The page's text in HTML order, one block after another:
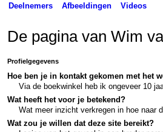
Deelnemers Afbeeldingen Videos
De pagina van Wim
Profielgegevens
Hoe ben je in kontakt gekomen met het
Via de boekwinkel heb ik ongeveer 10
Wat heeft het voor je betekend?
Wat meer inzicht verkregen in hoe naar
Wat zou je willen dat deze site bereikt?